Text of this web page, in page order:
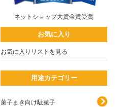
ネットショップ大賞金賞受賞
お気に入り
お気に入りリストを見る
用途カテゴリー
菓子まき向け駄菓子